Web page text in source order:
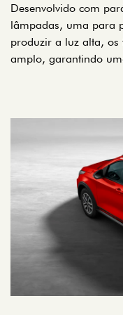
Desenvolvido com
lâmpadas, uma para
produzir a luz alta,
amplo, garantindo